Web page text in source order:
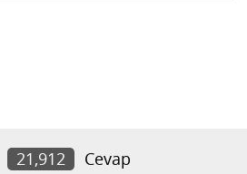
21,912
Cevap